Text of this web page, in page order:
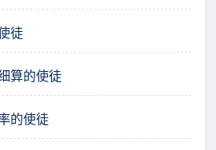
徒
算的使徒
的使徒